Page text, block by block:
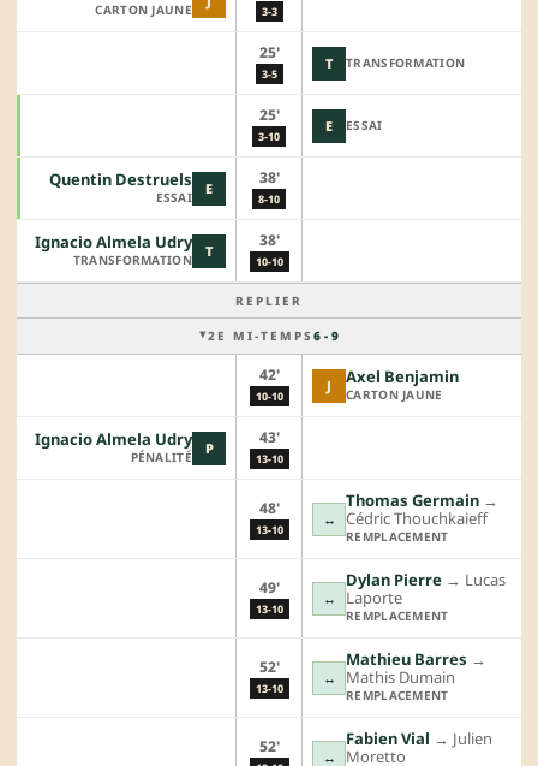
CARTON JAUNE 3-3
25'
3-5
T TRANSFORMATION
25'
3-10
E ESSAI
E
Quentin Destruels
ESSAI
38'
8-10
T
Ignacio Almela Udry
TRANSFORMATION
38'
10-10
REPLIER
2E MI-TEMPS 6 - 9
42'
10-10
J Axel Benjamin
CARTON JAUNE
P
Ignacio Almela Udry
PÉNALITÉ
43'
13-10
48'
13-10
↔
Thomas Germain →︎
Cédric Thouchkaieff
REMPLACEMENT
49'
13-10
↔
Dylan Pierre →︎ Lucas
Laporte
REMPLACEMENT
52'
13-10
↔
Mathieu Barres →︎
Mathis Dumain
REMPLACEMENT
52'
↔
Fabien Vial →︎ Julien
Moretto